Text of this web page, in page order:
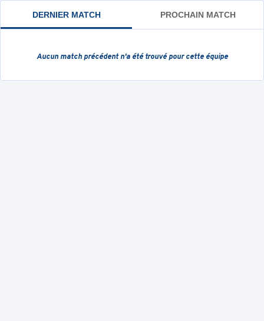
DERNIER MATCH PROCHAIN MATCH
Aucun match précédent n'a été trouvé pour cette équipe